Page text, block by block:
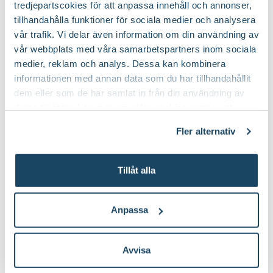
tredjepartscokies för att anpassa innehåll och annonser,
tillhandahålla funktioner för sociala medier och analysera
vår trafik. Vi delar även information om din användning av
vår webbplats med våra samarbetspartners inom sociala
medier, reklam och analys. Dessa kan kombinera
informationen med annan data som du har tillhandahållit
dem eller som de har samlat in från din användning av
Fler alternativ
Tillåt alla
Anpassa
Avvisa
Certifiering Från Sverige Vad betyder märkningen?
Ursprung NC och Ö USA
Art nr 101882
Näring Trädgårdsgödsel
Jordprodukter Planteringsjord
Beskärningssätt Beskär ner till marknivå
Beskärningstid På våren
behov, med fördel kan gödsel bytas ut mot jordförbättring som
myllas ner runt plantorna under våren.
Blomsterlandet
Online
I lager
Till Produkten
till Planteringsjord produktsida
Blomsterlandet
Online